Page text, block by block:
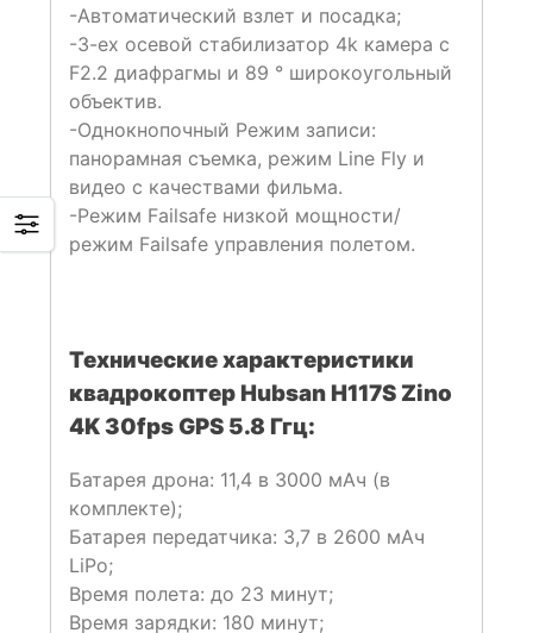
-Автоматический взлет и посадка;
-3-ех осевой стабилизатор 4k камера с
F2.2 диафрагмы и 89 ° широкоугольный
объектив.
-Однокнопочный Режим записи:
панорамная съемка, режим Line Fly и
видео с качествами фильма.
-Режим Failsafe низкой мощности/
режим Failsafe управления полетом.
Технические характеристики
квадрокоптер Hubsan H117S Zino
4K 30fps GPS 5.8 Ггц:
Батарея дрона: 11,4 в 3000 мАч (в
комплекте);
Батарея передатчика: 3,7 в 2600 мАч
LiPo;
Время полета: до 23 минут;
Время зарядки: 180 минут;